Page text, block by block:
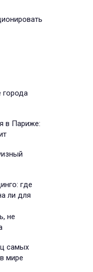
в Париже:
где
ли для
не
самых
мире